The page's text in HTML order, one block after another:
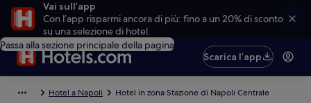
Vai sull’app
Con l’app risparmi ancora di più: fino a un 20% di sconto
su una selezione di hotel.
Passa alla sezione principale della pagina
Scarica l’app
Hotel a Napoli Hotel in zona Stazione di Napoli Centrale